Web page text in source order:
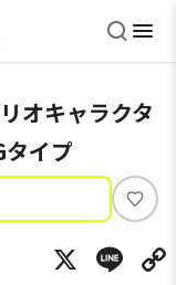
オキャラクタ
タイプ
い
ね
X